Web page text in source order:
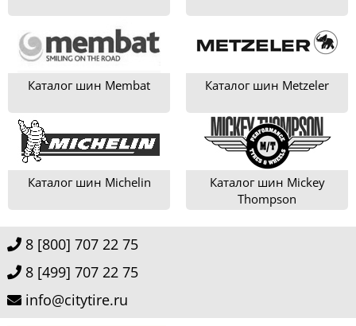
Каталог шин Membat Каталог шин Metzeler
Каталог шин Michelin
Каталог шин Mickey
Thompson
8 [800] 707 22 75
8 [499] 707 22 75
info@citytire.ru